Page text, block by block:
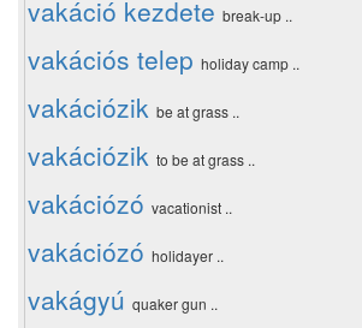
vakáció kezdete break-up ..
vakációs telep holiday camp ..
vakációzik be at grass ..
vakációzik to be at grass ..
vakációzó vacationist ..
vakációzó holidayer ..
vakágyú quaker gun ..